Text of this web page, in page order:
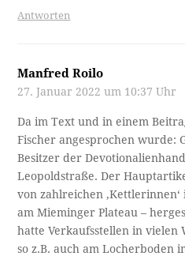
Antworten
Manfred Roilo
27. Januar 2022 um 10:37 Uhr
Da im Text und in einem
Fischer angesprochen wurde:
Besitzer der
Leopoldstraße. Der
von zahlreichen
am Mieminger Plateau –
hatte Verkaufsstellen in vielen
so z.B. auch am Locherboden